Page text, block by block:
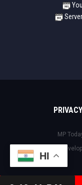
MP
Design &
HI